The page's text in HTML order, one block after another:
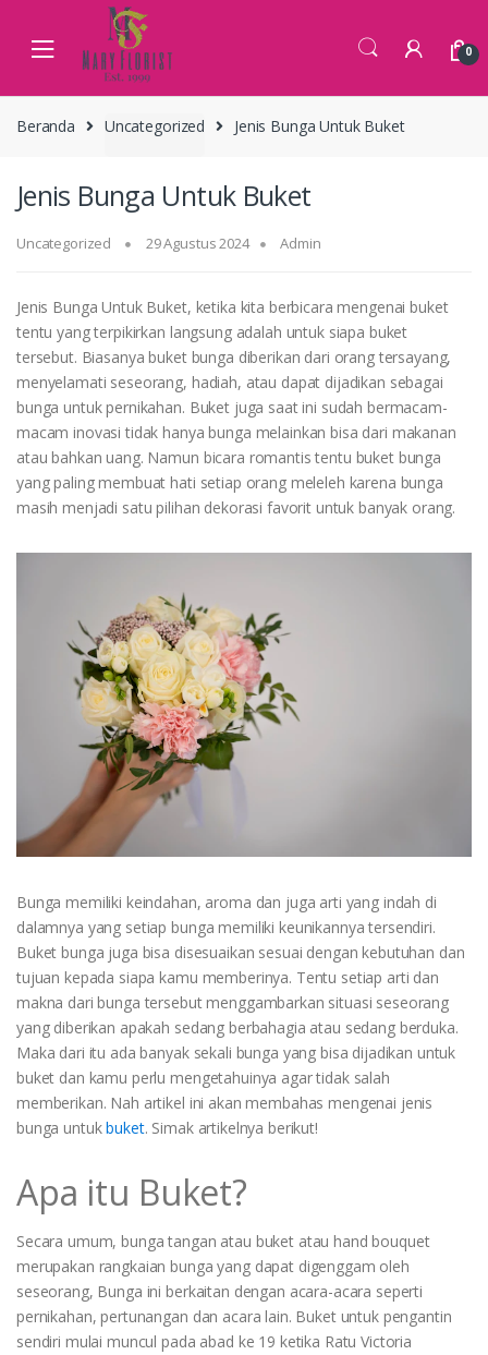
navigation
content
0
Beranda Uncategorized Jenis Bunga Untuk Buket
Jenis Bunga Untuk Buket
Uncategorized 29 Agustus 2024 Admin
Jenis Bunga Untuk Buket, ketika kita berbicara mengenai buket
tentu yang terpikirkan langsung adalah untuk siapa buket
tersebut. Biasanya buket bunga diberikan dari orang tersayang,
menyelamati seseorang, hadiah, atau dapat dijadikan sebagai
bunga untuk pernikahan. Buket juga saat ini sudah bermacam-
macam inovasi tidak hanya bunga melainkan bisa dari makanan
atau bahkan uang. Namun bicara romantis tentu buket bunga
yang paling membuat hati setiap orang meleleh karena bunga
masih menjadi satu pilihan dekorasi favorit untuk banyak orang.
Bunga memiliki keindahan, aroma dan juga arti yang indah di
dalamnya yang setiap bunga memiliki keunikannya tersendiri.
Buket bunga juga bisa disesuaikan sesuai dengan kebutuhan dan
tujuan kepada siapa kamu memberinya. Tentu setiap arti dan
makna dari bunga tersebut menggambarkan situasi seseorang
yang diberikan apakah sedang berbahagia atau sedang berduka.
Maka dari itu ada banyak sekali bunga yang bisa dijadikan untuk
buket dan kamu perlu mengetahuinya agar tidak salah
memberikan. Nah artikel ini akan membahas mengenai jenis
bunga untukbuket. Simak artikelnya berikut!
Apa itu Buket?
Secara umum, bunga tangan atau buket atau hand bouquet
merupakan rangkaian bunga yang dapat digenggam oleh
seseorang, Bunga ini berkaitan dengan acara-acara seperti
pernikahan, pertunangan dan acara lain. Buket untuk pengantin
sendiri mulai muncul pada abad ke 19 ketika Ratu Victoria